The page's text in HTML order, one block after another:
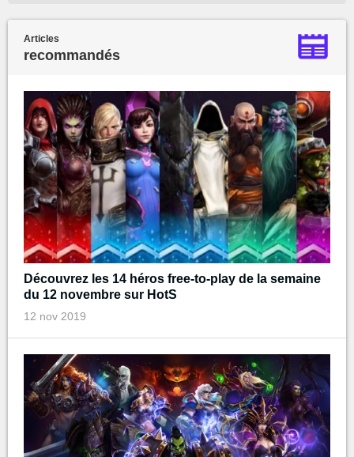
Articles
recommandés
Découvrez les 14 héros free-to-play de la semaine
du 12 novembre sur HotS
12 nov 2019